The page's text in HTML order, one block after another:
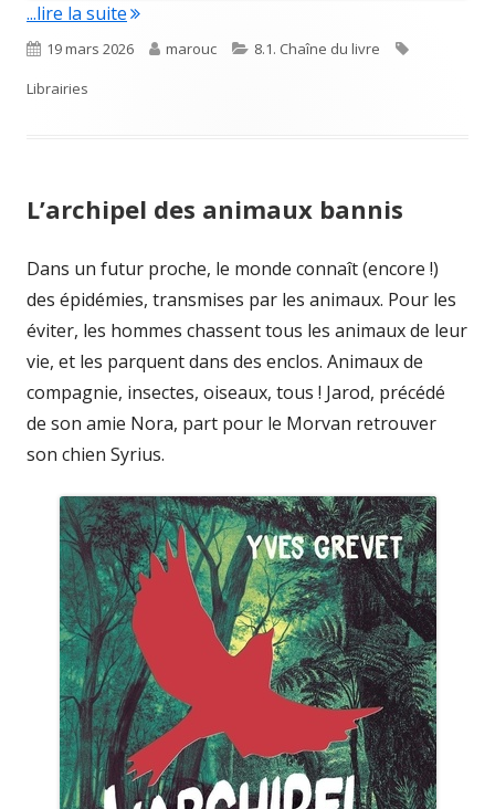
...lire la suite"Deux nouvelles librairies à Pont-à-
Published
on
19 mars 2026 Author
marouc Categories
8.1. Chaîne du livre
Librairies
L’archipel des animaux bannis
Dans un futur proche, le monde connaît (encore !)
des épidémies, transmises par les animaux. Pour les
éviter, les hommes chassent tous les animaux de leur
vie, et les parquent dans des enclos. Animaux de
compagnie, insectes, oiseaux, tous ! Jarod, précédé
de son amie Nora, part pour le Morvan retrouver
son chien Syrius.